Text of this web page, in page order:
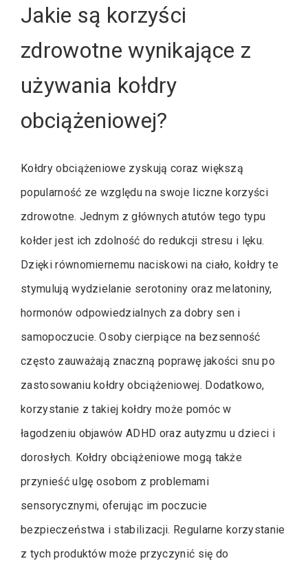
Jakie są korzyści
zdrowotne wynikające z
używania kołdry
obciążeniowej?
Kołdry obciążeniowe zyskują coraz większą
popularność ze względu na swoje liczne korzyści
zdrowotne. Jednym z głównych atutów tego typu
kołder jest ich zdolność do redukcji stresu i lęku.
Dzięki równomiernemu naciskowi na ciało, kołdry te
stymulują wydzielanie serotoniny oraz melatoniny,
hormonów odpowiedzialnych za dobry sen i
samopoczucie. Osoby cierpiące na bezsenność
często zauważają znaczną poprawę jakości snu po
zastosowaniu kołdry obciążeniowej. Dodatkowo,
korzystanie z takiej kołdry może pomóc w
łagodzeniu objawów ADHD oraz autyzmu u dzieci i
dorosłych. Kołdry obciążeniowe mogą także
przynieść ulgę osobom z problemami
sensorycznymi, oferując im poczucie
bezpieczeństwa i stabilizacji. Regularne korzystanie
z tych produktów może przyczynić się do